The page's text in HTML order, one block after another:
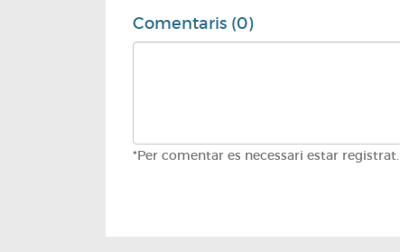
Comentaris (0)
*Per comentar es necessari estar registrat.